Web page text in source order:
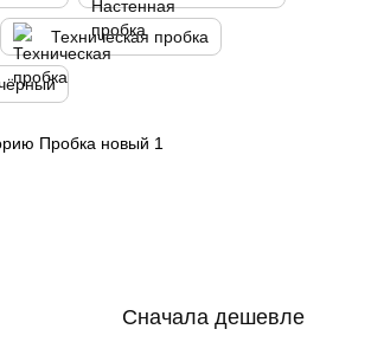
Техническая пробка
Сначала дешевле